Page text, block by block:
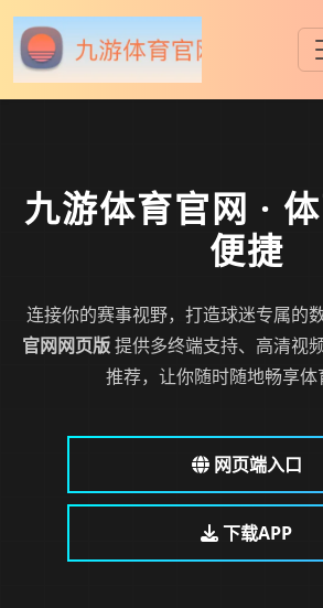
九游体育官网 ·
便捷
连接你的赛事视野，打造球迷专属的数
官网网页版提供多终端支持、高清视
推荐，让你随时随地畅享体
网页端入口
下载APP